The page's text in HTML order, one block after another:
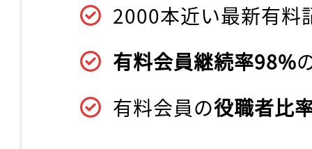
2000本近い最新有料
有料会員継続率98%
有料会員の役職者比